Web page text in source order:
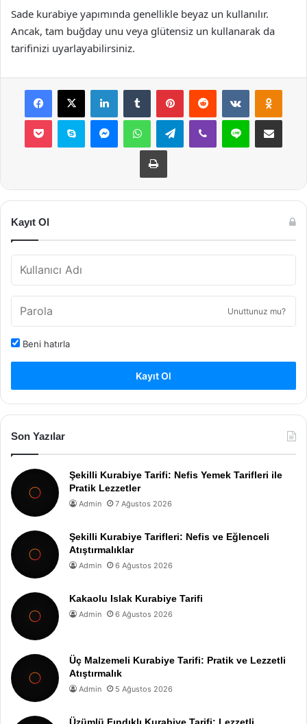
Sade kurabiye yapımında genellikle beyaz un kullanılır.
Ancak, tam buğday unu veya glütensiz un kullanarak da
tarifinizi uyarlayabilirsiniz.
Facebook
X LinkedInTumblr PinterestReddit VKontakte
Pocket Skype MessengerWhatsAppTelegramViber Line E-Posta ile
Yazdır
Kayıt Ol
Unuttunuz mu?
Beni hatırla
Kayıt Ol
Son Yazılar
Şekilli Kurabiye Tarifi: Nefis Yemek Tarifleri ile
Pratik Lezzetler
Admin 7 Ağustos 2026
Şekilli Kurabiye Tarifleri: Nefis ve Eğlenceli
Atıştırmalıklar
Admin 6 Ağustos 2026
Kakaolu Islak Kurabiye Tarifi
Admin 6 Ağustos 2026
Üç Malzemeli Kurabiye Tarifi: Pratik ve Lezzetli
Atıştırmalık
Admin 5 Ağustos 2026
Üzümlü Fındıklı Kurabiye Tarifi: Lezzetli